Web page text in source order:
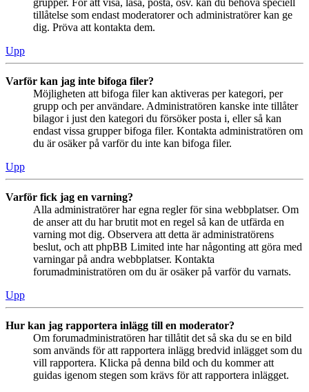
grupper. För att visa, läsa, posta, osv. kan du behöva speciell
tillåtelse som endast moderatorer och administratörer kan ge
dig. Pröva att kontakta dem.
Upp
Varför kan jag inte bifoga filer?
Möjligheten att bifoga filer kan aktiveras per kategori, per
grupp och per användare. Administratören kanske inte tillåter
bilagor i just den kategori du försöker posta i, eller så kan
endast vissa grupper bifoga filer. Kontakta administratören om
du är osäker på varför du inte kan bifoga filer.
Upp
Varför fick jag en varning?
Alla administratörer har egna regler för sina webbplatser. Om
de anser att du har brutit mot en regel så kan de utfärda en
varning mot dig. Observera att detta är administratörens
beslut, och att phpBB Limited inte har någonting att göra med
varningar på andra webbplatser. Kontakta
forumadministratören om du är osäker på varför du varnats.
Upp
Hur kan jag rapportera inlägg till en moderator?
Om forumadministratören har tillåtit det så ska du se en bild
som används för att rapportera inlägg bredvid inlägget som du
vill rapportera. Klicka på denna bild och du kommer att
guidas igenom stegen som krävs för att rapportera inlägget.